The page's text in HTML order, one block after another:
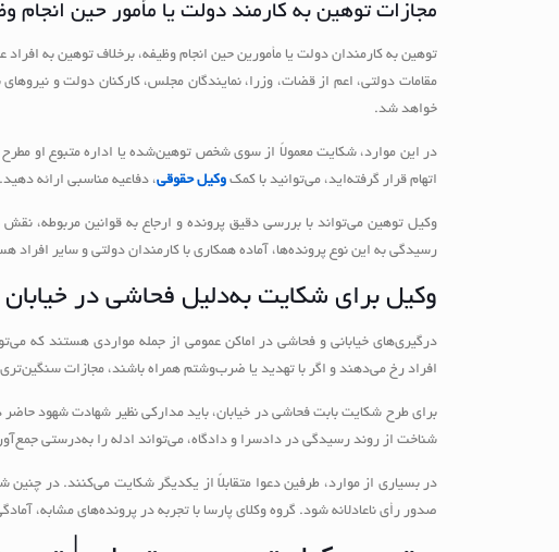
مجازات توهین به کارمند دولت یا مأمور حین
مقامات دولتی، اعم از قضات، وزرا، نمایندگان مجلس، کارکنان دولت و
خواهد شد.
در این موارد، شکایت معمولاً از سوی شخص توهین‌شده یا اداره متبوع او مطرح
اتهام قرار گرفته‌اید، می‌توانید با کمک وکیل حقوقی، دفاعیه مناسبی ارائه دهید.
وکیل توهین می‌تواند با بررسی دقیق پرونده و ارجاع به قوانین مربوطه، نقش
رسیدگی به این نوع پرونده‌ها، آماده‌ همکاری با کارمندان دولتی و سایر افراد
وکیل برای شکایت به‌دلیل فحاشی در خیابان
درگیری‌های خیابانی و فحاشی در اماکن عمومی از جمله مواردی هستند که
افراد رخ می‌دهند و اگر با تهدید یا ضرب‌وشتم همراه باشند، مجازات
برای طرح شکایت بابت فحاشی در خیابان، باید مدارکی نظیر شهادت شهود
شناخت از روند رسیدگی در دادسرا و دادگاه، می‌تواند ادله را به‌درستی
در بسیاری از موارد، طرفین دعوا متقابلاً از یکدیگر شکایت می‌کنند. در چنین
صدور رأی ناعادلانه شود. گروه وکلای پارسا با تجربه در پرونده‌های مشابه،